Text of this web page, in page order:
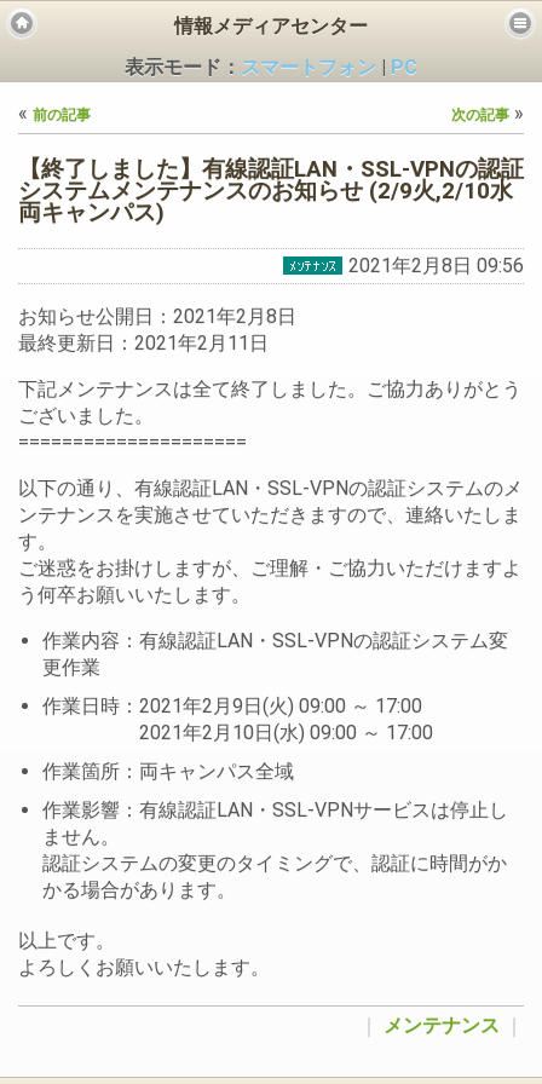
ス
情報メディアセンター
表示モード： スマートフォン
PC
« 前の記事 次の記事 »
【終了しました】有線認証LAN・SSL-VPNの認証
システムメンテナンスのお知らせ (2/9火,2/10水
両キャンパス)
2021年2月8日 09:56
お知らせ公開日：2021年2月8日
最終更新日：2021年2月11日
下記メンテナンスは全て終了しました。ご協力ありがとう
ございました。
=====================
以下の通り、有線認証LAN・SSL-VPNの認証システムのメ
ンテナンスを実施させていただきますので、連絡いたしま
す。
ご迷惑をお掛けしますが、ご理解・ご協力いただけますよ
う何卒お願いいたします。
作業内容：有線認証LAN・SSL-VPNの認証システム変
更作業
作業日時：2021年2月9日(火) 09:00 ～ 17:00
2021年2月10日(水) 09:00 ～ 17:00
作業箇所：両キャンパス全域
作業影響：有線認証LAN・SSL-VPNサービスは停止し
ません。
認証システムの変更のタイミングで、認証に時間がか
かる場合があります。
以上です。
よろしくお願いいたします。
メンテナンス